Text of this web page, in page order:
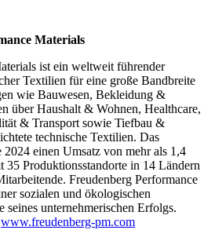
Materials
ist ein weltweit führender
Textilien für eine große Bandbreite
wie Bauwesen, Bekleidung &
über Haushalt & Wohnen, Healthcare,
& Transport sowie Tiefbau &
technische Textilien. Das
einen Umsatz von mehr als 1,4
Produktionsstandorte in 14 Ländern
Freudenberg Performance
sozialen und ökologischen
seines unternehmerischen Erfolgs.
www.freudenberg-pm.com